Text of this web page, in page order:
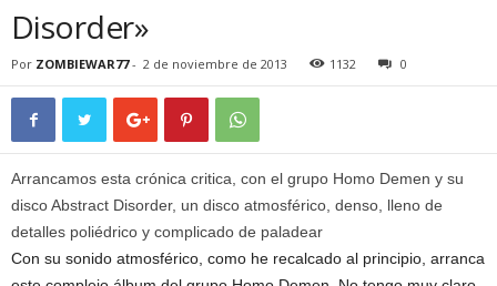
Disorder»
Por ZOMBIEWAR77- 2 de noviembre de 2013 1132 0
Arrancamos esta crónica critica, con el grupo Homo Demen y su
disco Abstract Disorder, un disco atmosférico, denso, lleno de
detalles poliédrico y complicado de paladear
Con su sonido atmosférico, como he recalcado al principio, arranca